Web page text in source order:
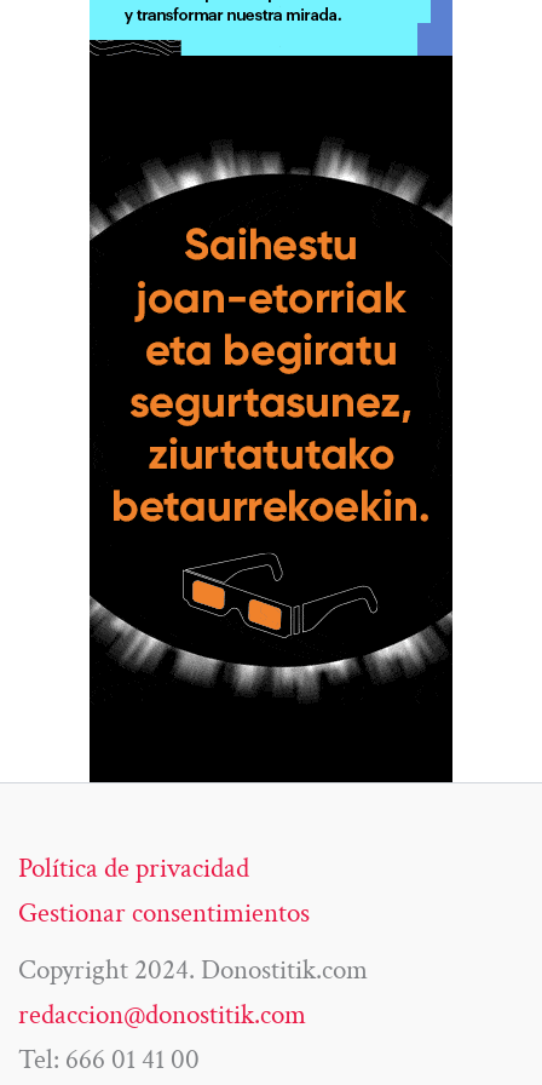
Política de privacidad
Gestionar consentimientos
Copyright 2024. Donostitik.com
redaccion@donostitik.com
Tel: 666 01 41 00